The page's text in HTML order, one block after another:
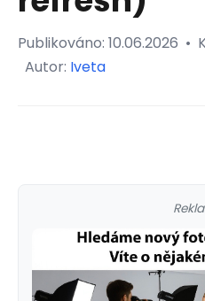
Publikováno: 10.06.2026 •
Autor: Iveta